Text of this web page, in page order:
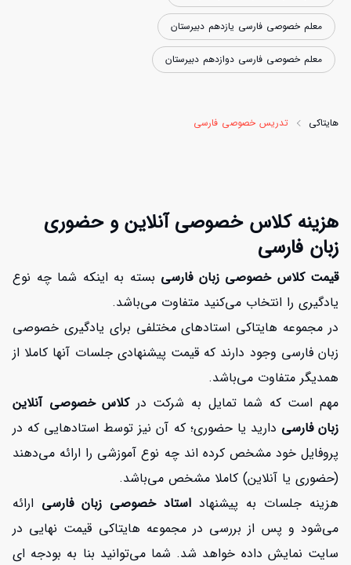
معلم خصوصی فارسی یازدهم دبیرستان
معلم خصوصی فارسی دوازدهم دبیرستان
هایتاکی تدریس خصوصی فارسی
هزینه کلاس خصوصی آنلاین و حضوری
زبان فارسی
قیمت کلاس خصوصی زبان فارسی بسته به اینکه شما چه نوع
یادگیری را انتخاب می‌کنید متفاوت می‌باشد.
در مجموعه هایتاکی استادهای مختلفی برای یادگیری خصوصی
زبان فارسی وجود دارند که قیمت پیشنهادی جلسات آنها کاملا از
همدیگر متفاوت می‌باشد.
مهم است که شما تمایل به شرکت درکلاس خصوصی آنلاین
زبان فارسی دارید یا حضوری؛ که آن نیز توسط استادهایی که در
پروفایل خود مشخص کرده اند چه نوع آموزشی را ارائه می‌دهند
(حضوری یا آنلاین) کاملا مشخص می‌باشد.
هزینه جلسات به پیشنهاد استاد خصوصی زبان فارسی ارائه
می‌شود و پس از بررسی در مجموعه هایتاکی قیمت نهایی در
سایت نمایش داده خواهد شد. شما می‌توانید بنا به بودجه ای